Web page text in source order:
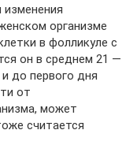
организме
в фолликуле с
он в среднем 21 —
до первого дня
от
может
считается